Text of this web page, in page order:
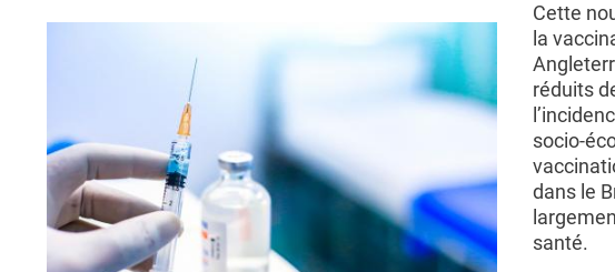
Cette
la
réduits
socio-
dans le
santé.